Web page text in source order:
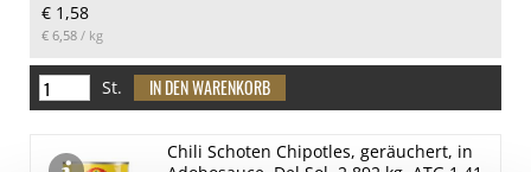
8 g
0 g
€ 1,58
€ 6,58 / kg
St.
Chili Schoten Chipotles, geräuchert, in